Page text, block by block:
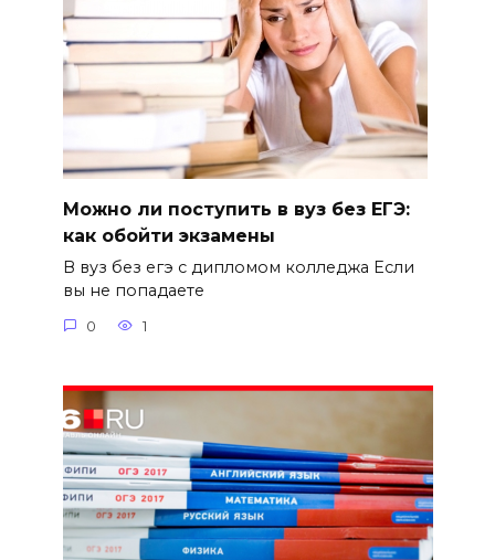
Можно ли поступить в вуз без ЕГЭ:
как обойти экзамены
В вуз без егэ с дипломом колледжа Если
вы не попадаете
0 1